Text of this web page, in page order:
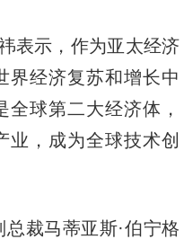
示，作为亚太经济
界经济复苏和增长中
球第二大经济体，
业，成为全球技术创
裁马蒂亚斯·伯宁格